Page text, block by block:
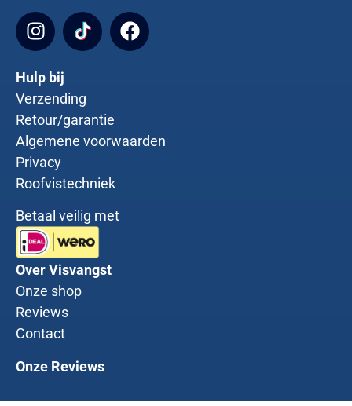
Hulp bij
Verzending
Retour/garantie
Algemene voorwaarden
Privacy
Roofvistechniek
Betaal veilig met
Over Visvangst
Onze shop
Reviews
Contact
Onze Reviews